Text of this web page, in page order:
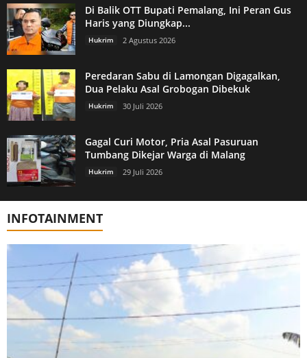
Di Balik OTT Bupati Pemalang, Ini Peran Gus
Haris yang Diungkap...
Hukrim 2 Agustus 2026
Peredaran Sabu di Lamongan Digagalkan,
Dua Pelaku Asal Grobogan Dibekuk
Hukrim 30 Juli 2026
Gagal Curi Motor, Pria Asal Pasuruan
Tumbang Dikejar Warga di Malang
Hukrim 29 Juli 2026
INFOTAINMENT